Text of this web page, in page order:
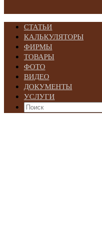
СТАТЬИ
КАЛЬКУЛЯТОРЫ
ФИРМЫ
ТОВАРЫ
ФОТО
ВИДЕО
ДОКУМЕНТЫ
УСЛУГИ